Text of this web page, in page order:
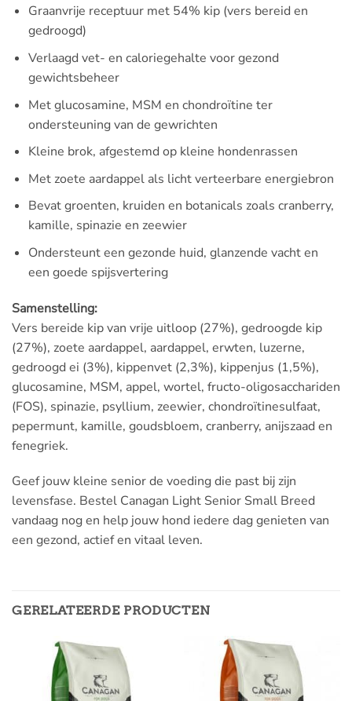
Graanvrije receptuur met 54% kip (vers bereid en
gedroogd)
Verlaagd vet- en caloriegehalte voor gezond
gewichtsbeheer
Met glucosamine, MSM en chondroïtine ter
ondersteuning van de gewrichten
Kleine brok, afgestemd op kleine hondenrassen
Met zoete aardappel als licht verteerbare energiebron
Bevat groenten, kruiden en botanicals zoals cranberry,
kamille, spinazie en zeewier
Ondersteunt een gezonde huid, glanzende vacht en
een goede spijsvertering
Samenstelling:
Vers bereide kip van vrije uitloop (27%), gedroogde kip
(27%), zoete aardappel, aardappel, erwten, luzerne,
gedroogd ei (3%), kippenvet (2,3%), kippenjus (1,5%),
glucosamine, MSM, appel, wortel, fructo-oligosacchariden
(FOS), spinazie, psyllium, zeewier, chondroïtinesulfaat,
pepermunt, kamille, goudsbloem, cranberry, anijszaad en
fenegriek.
Geef jouw kleine senior de voeding die past bij zijn
levensfase. Bestel Canagan Light Senior Small Breed
vandaag nog en help jouw hond iedere dag genieten van
een gezond, actief en vitaal leven.
GERELATEERDE PRODUCTEN